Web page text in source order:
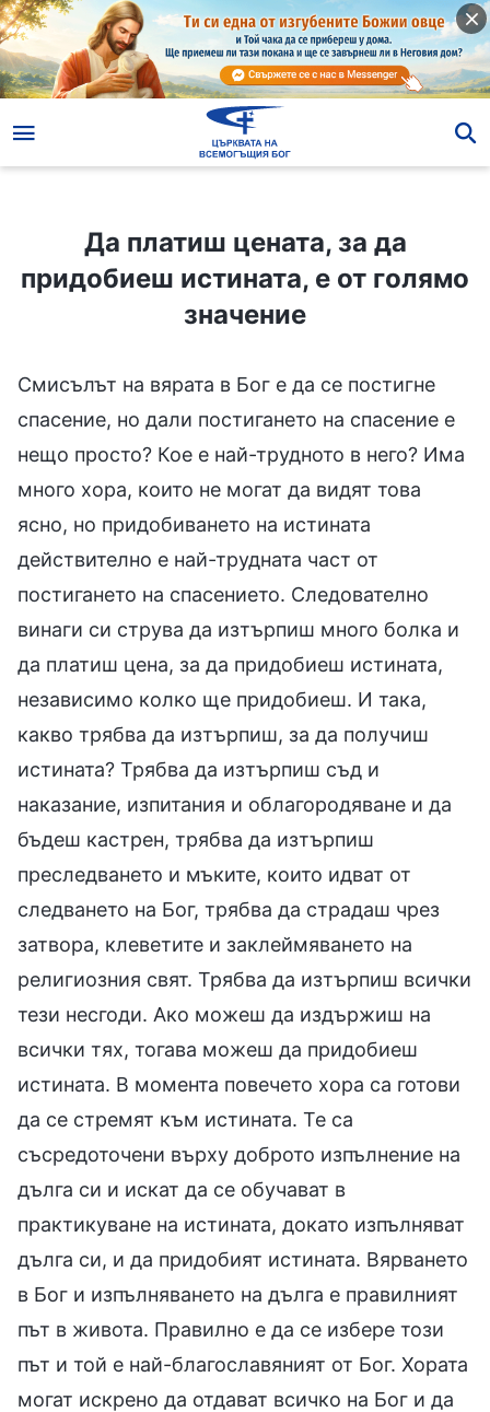
Да платиш цената, за да
придобиеш истината, е от голямо
значение
Смисълът на вярата в Бог е да се постигне
спасение, но дали постигането на спасение е
нещо просто? Кое е най-трудното в него? Има
много хора, които не могат да видят това
ясно, но придобиването на истината
действително е най-трудната част от
постигането на спасението. Следователно
винаги си струва да изтърпиш много болка и
да платиш цена, за да придобиеш истината,
независимо колко ще придобиеш. И така,
какво трябва да изтърпиш, за да получиш
истината? Трябва да изтърпиш съд и
наказание, изпитания и облагородяване и да
бъдеш кастрен, трябва да изтърпиш
преследването и мъките, които идват от
следването на Бог, трябва да страдаш чрез
затвора, клеветите и заклеймяването на
религиозния свят. Трябва да изтърпиш всички
тези несгоди. Ако можеш да издържиш на
всички тях, тогава можеш да придобиеш
истината. В момента повечето хора са готови
да се стремят към истината. Те са
съсредоточени върху доброто изпълнение на
дълга си и искат да се обучават в
практикуване на истината, докато изпълняват
дълга си, и да придобият истината. Вярването
в Бог и изпълняването на дълга е правилният
път в живота. Правилно е да се избере този
път и той е най-благославяният от Бог. Хората
могат искрено да отдават всичко на Бог и да